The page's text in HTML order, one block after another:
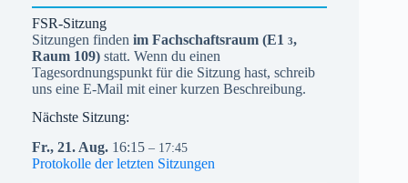
FSR-Sitzung
Sitzungen finden im Fachschaftsraum (E1 3,
Raum 109) statt. Wenn du einen
Tagesordnungspunkt für die Sitzung hast, schreib
uns eine E-Mail mit einer kurzen Beschreibung.
Nächste Sitzung:
Fr., 21. Aug. 16:15 – 17:45
Protokolle der letzten Sitzungen